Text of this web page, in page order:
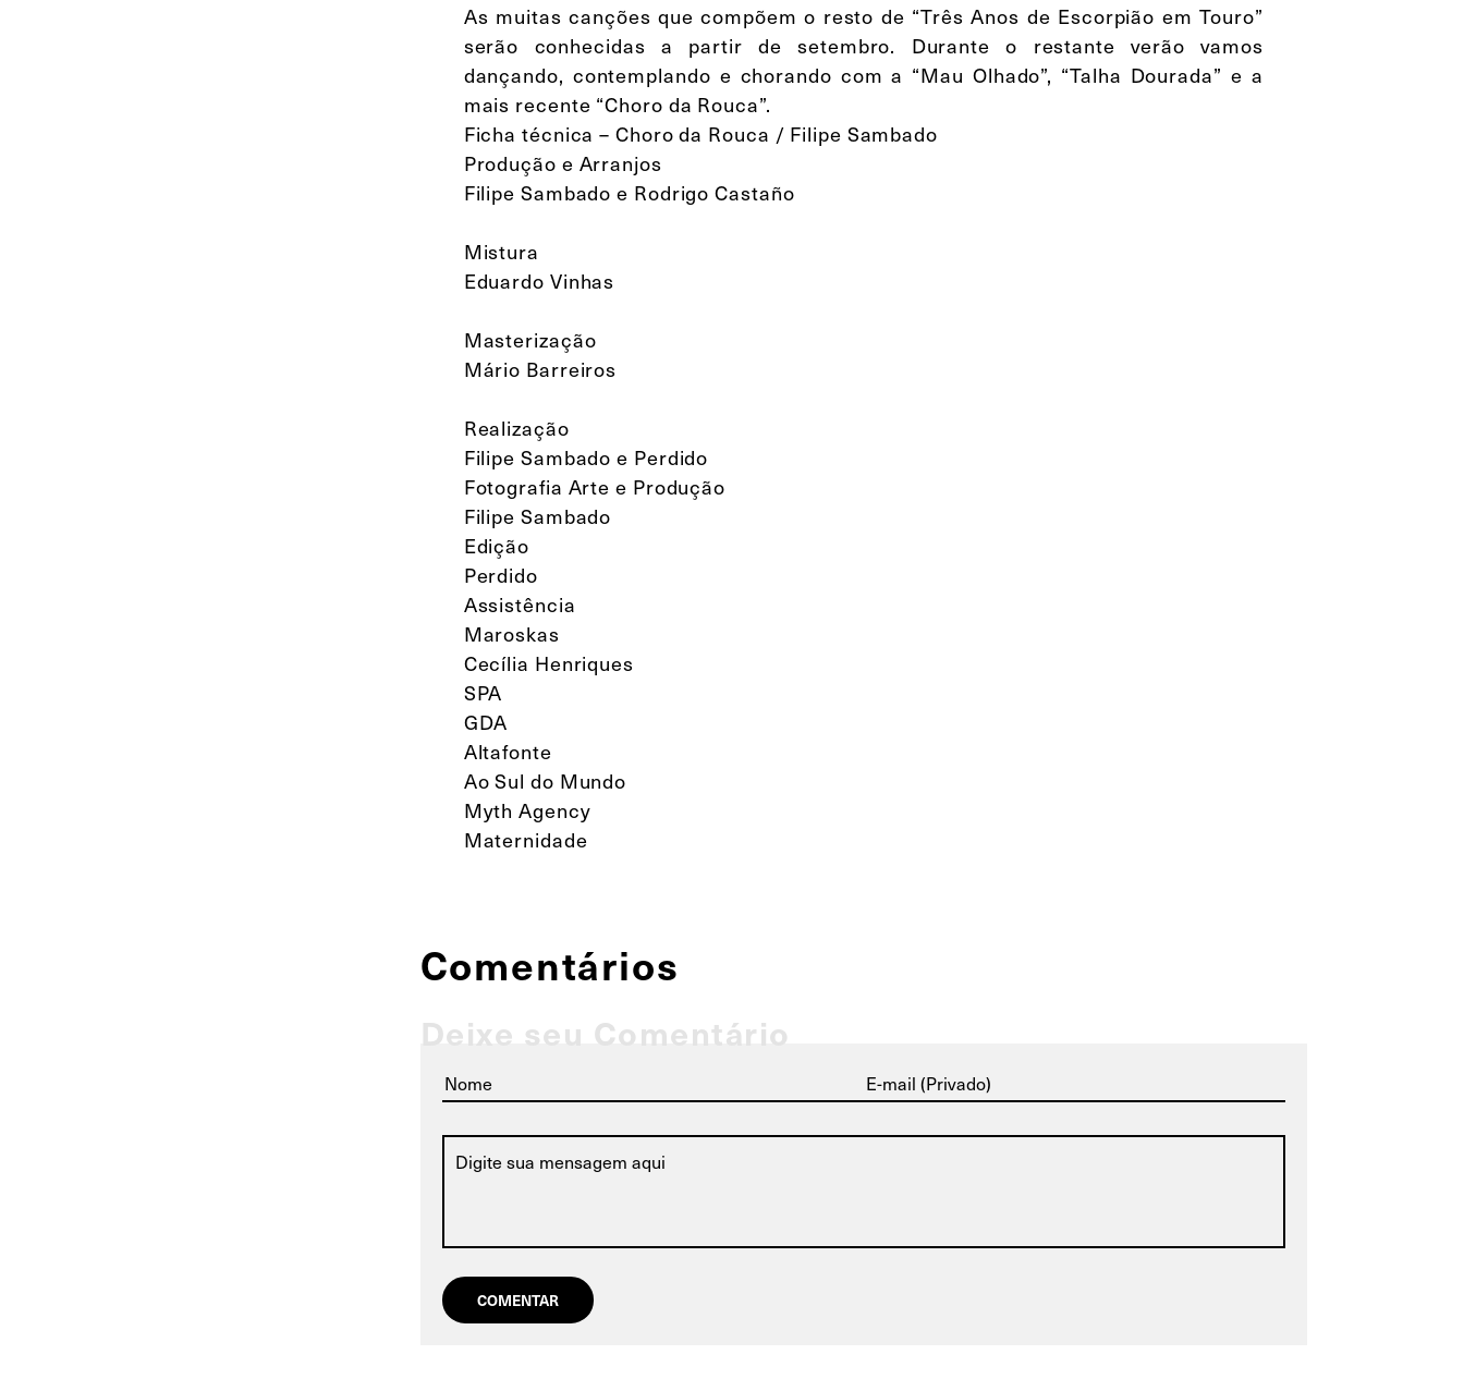
As muitas canções que compõem o resto de “Três Anos de Escorpião em Touro”
serão conhecidas a partir de setembro. Durante o restante verão vamos
dançando, contemplando e chorando com a “Mau Olhado”, “Talha Dourada” e a
mais recente “Choro da Rouca”.
Ficha técnica – Choro da Rouca / Filipe Sambado
Produção e Arranjos
Filipe Sambado e Rodrigo Castaño
Mistura
Eduardo Vinhas
Masterização
Mário Barreiros
Realização
Filipe Sambado e Perdido
Fotografia Arte e Produção
Filipe Sambado
Edição
Perdido
Assistência
Maroskas
Cecília Henriques
SPA
GDA
Altafonte
Ao Sul do Mundo
Myth Agency
Maternidade
Comentários
Deixe seu Comentário